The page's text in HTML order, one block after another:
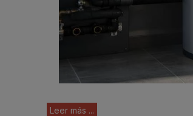
Leer más ...